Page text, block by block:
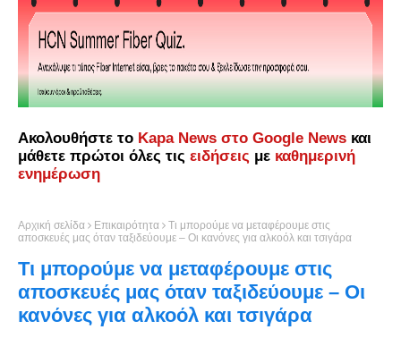
Ακολουθήστε το Kapa News στο Google News και
μάθετε πρώτοι όλες τις ειδήσεις με καθημερινή
ενημέρωση
Αρχική σελίδα Επικαιρότητα
Τι μπορούμε να μεταφέρουμε στις
αποσκευές μας όταν ταξιδεύουμε – Οι κανόνες για αλκοόλ και τσιγάρα
Τι μπορούμε να μεταφέρουμε στις
αποσκευές μας όταν ταξιδεύουμε – Οι
κανόνες για αλκοόλ και τσιγάρα